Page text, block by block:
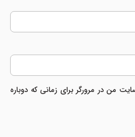
من در مرورگر برای زمانی که دوباره